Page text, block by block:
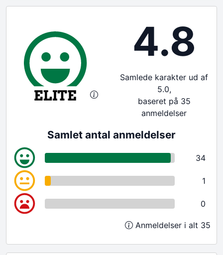
4.8
Samlede karakter ud af
5.0,
baseret på 35
anmeldelser
Samlet antal anmeldelser
34
1
0
Anmeldelser i alt 35